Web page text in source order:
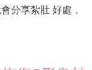
分享紮肚 好處，